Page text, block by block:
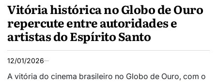
Vitória histórica no Globo de Ouro
repercute entre autoridades e
artistas do Espírito Santo
12/01/2026
A vitória do cinema brasileiro no Globo de Ouro, com o